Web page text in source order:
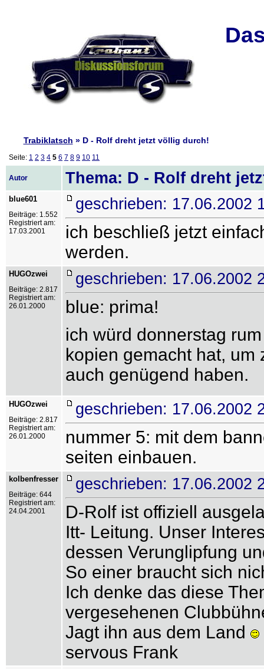
Trabiklatsch » D - Rolf dreht jetzt völlig durch!
Seite: 1 2 3 4 5 6 7 8 9 10 11
Autor Thema: D - Rolf dreht
blue601
Beiträge: 1.552
Registriert am:
17.03.2001
geschrieben: 17.06.2002
ich beschließ jetzt
werden.
HUGOzwei
Beiträge: 2.817
Registriert am:
26.01.2000
geschrieben: 17.06.2002
blue: prima!
ich würd donnerstag
kopien gemacht hat, um
auch genügend haben.
HUGOzwei
Beiträge: 2.817
Registriert am:
26.01.2000
geschrieben: 17.06.2002
nummer 5: mit dem
seiten einbauen.
kolbenfresser
Beiträge: 644
Registriert am:
24.04.2001
geschrieben: 17.06.2002
D-Rolf ist offiziell
Itt- Leitung. Unser
dessen Verunglipfung
So einer braucht sich
Ich denke das diese
vergesehenen
Jagt ihn aus dem Land
servous Frank